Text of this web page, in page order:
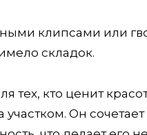
клипсами или
складок.
тех, кто ценит
Он сочетает